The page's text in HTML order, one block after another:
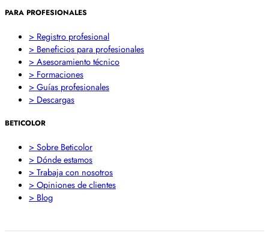
PARA PROFESIONALES
> Registro profesional
> Beneficios para profesionales
> Asesoramiento técnico
> Formaciones
> Guías profesionales
> Descargas
BETICOLOR
> Sobre Beticolor
> Dónde estamos
> Trabaja con nosotros
> Opiniones de clientes
> Blog